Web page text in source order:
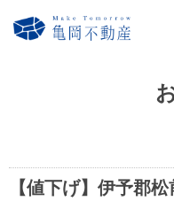
【値下げ】伊予郡